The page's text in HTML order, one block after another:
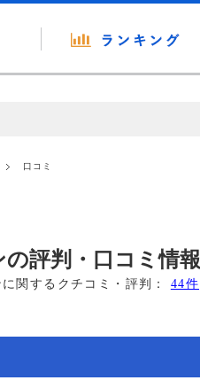
。口コミ
評判・口コミ情報
関するクチコミ・評判： 44件